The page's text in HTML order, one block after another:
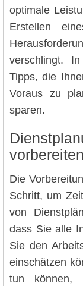
optimale
Erstellen
verschlingt.
Tipps, die
Voraus zu
sparen.
vorbereiten
Die
Schritt, um
von
dass Sie alle
Sie den
einschätzen
tun können,